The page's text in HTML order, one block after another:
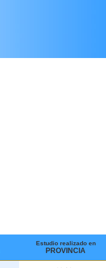
Estudio realizado en
PROVINCIA